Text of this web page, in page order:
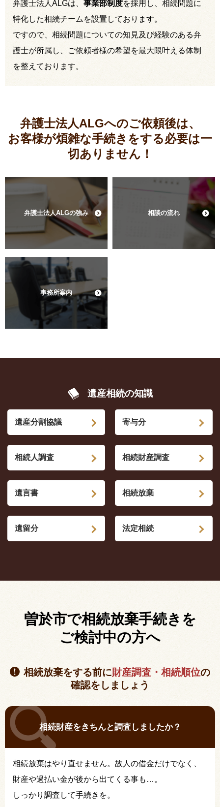
弁護士法人ALGは、 事業部制度を採用し、相続問題に
特化した相続チームを設置しております。
ですので、相続問題についての知見及び経験のある弁
護士が所属し、ご依頼者様の希望を最大限叶える体制
を整えております。
弁護士法人ALGへのご依頼後は、
お客様が煩雑な手続きをする必要は一
切ありません！
弁護士法人ALGの強み 相談の流れ
事務所案内
遺産相続の知識
遺産分割協議 寄与分
相続人調査 相続財産調査
遺言書 相続放棄
遺留分 法定相続
曽於市で相続放棄手続きを
ご検討中の方へ
相続放棄をする前に財産調査・相続順位の
確認をしましょう
相続財産をきちんと調査しましたか？
相続放棄はやり直せません。故人の借金だけでなく、
財産や過払い金が後から出てくる事も…。
しっかり調査して手続きを。